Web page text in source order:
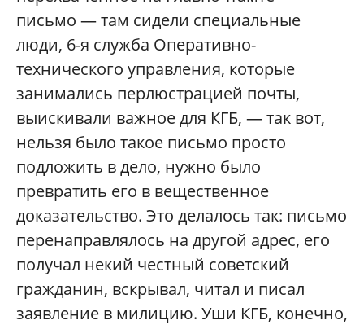
письмо — там сидели специальные
люди, 6-я служба Оперативно-
технического управления, которые
занимались перлюстрацией почты,
выискивали важное для КГБ, — так вот,
нельзя было такое письмо просто
подложить в дело, нужно было
превратить его в вещественное
доказательство. Это делалось так: письмо
перенаправлялось на другой адрес, его
получал некий честный советский
гражданин, вскрывал, читал и писал
заявление в милицию. Уши КГБ, конечно,